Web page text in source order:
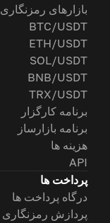
بازارهای رمزنگاری
BTC/USDT
ETH/USDT
SOL/USDT
BNB/USDT
TRX/USDT
برنامه کارگزار
برنامه بازارساز
هزینه ها
API
پرداخت ها
درگاه پرداخت ها
پردازش رمزنگاری